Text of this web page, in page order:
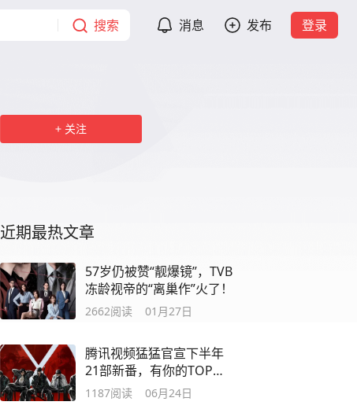
搜索 消息 发布 登录
关注
近期最热文章
57岁仍被赞“靓爆镜”，TVB
冻龄视帝的“离巢作”火了！
2662阅读 01月27日
腾讯视频猛猛官宣下半年
21部新番，有你的TOP
PICK吗？
1187阅读 06月24日